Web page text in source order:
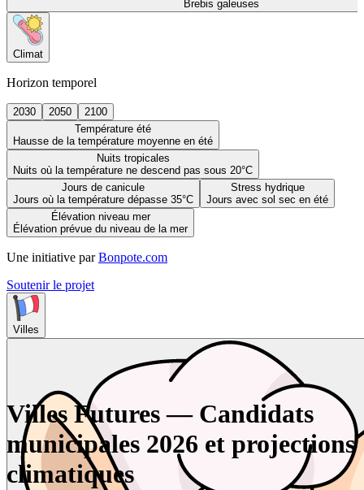
Brebis galeuses
Climat
Horizon temporel
2030 2050
2100
Température été
Hausse de la température moyenne en été
Nuits tropicales
Nuits où la température ne descend pas sous 20°C
Jours de canicule
Jours où la température dépasse 35°C
Stress hydrique
Jours avec sol sec en été
Élévation niveau mer
Élévation prévue du niveau de la mer
Une initiative par Bonpote.com
Soutenir le projet
Villes
Villes Futures — Candidats
municipales 2026 et projections
climatiques